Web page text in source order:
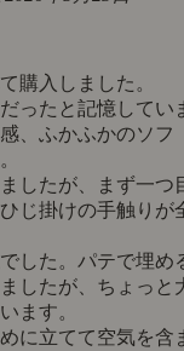
購入しました。
ったと記憶してい
、ふかふかのソフ
したが、まず一つ
じ掛けの手触りが
した。パテで埋め
したが、ちょっと
ます。
に立てて空気を含